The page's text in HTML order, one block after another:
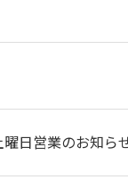
曜日営業のお知ら